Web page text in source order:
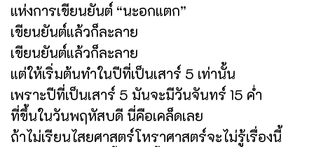
แห่งการเขียนยันต์ “นะอกแตก”
เขียนยันต์แล้วก็ละลาย
เขียนยันต์แล้วก็ละลาย
แต่ให้เริ่มต้นทำในปีที่เป็นเสาร์ 5 เท่านั้น
เพราะปีที่เป็นเสาร์ 5 มันจะมีวันจันทร์ 15 ค่ำ
ที่ขึ้นในวันพฤหัสบดี นี่คือเคล็ดเลย
ถ้าไม่เรียนไสยศาสตร์โหราศาสตร์จะไม่รู้เรื่องนี้